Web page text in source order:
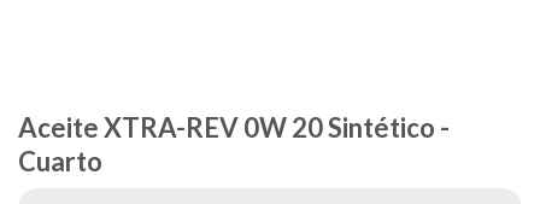
Aceite XTRA-REV 0W 20 Sintético -
Cuarto